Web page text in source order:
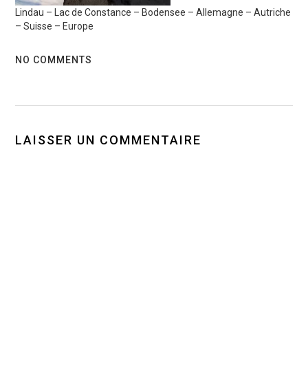
Lindau – Lac de Constance – Bodensee – Allemagne – Autriche
– Suisse – Europe
NO COMMENTS
LAISSER UN COMMENTAIRE